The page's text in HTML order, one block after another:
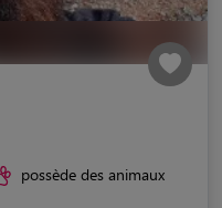
possède des animaux